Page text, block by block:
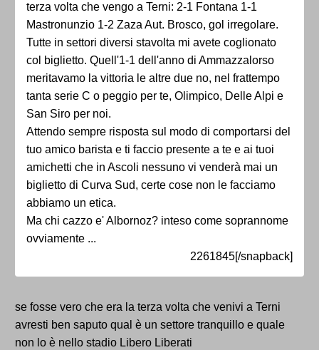
terza volta che vengo a Terni: 2-1 Fontana 1-1
Mastronunzio 1-2 Zaza Aut. Brosco, gol irregolare.
Tutte in settori diversi stavolta mi avete coglionato
col biglietto. Quell'1-1 dell'anno di Ammazzalorso
meritavamo la vittoria le altre due no, nel frattempo
tanta serie C o peggio per te, Olimpico, Delle Alpi e
San Siro per noi.
Attendo sempre risposta sul modo di comportarsi del
tuo amico barista e ti faccio presente a te e ai tuoi
amichetti che in Ascoli nessuno vi venderà mai un
biglietto di Curva Sud, certe cose non le facciamo
abbiamo un etica.
Ma chi cazzo e' Albornoz? inteso come soprannome
ovviamente ...
2261845[/snapback]
se fosse vero che era la terza volta che venivi a Terni
avresti ben saputo qual è un settore tranquillo e quale
non lo è nello stadio Libero Liberati